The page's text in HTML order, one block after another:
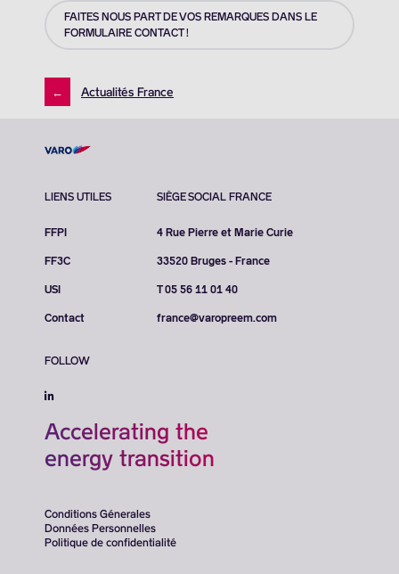
FAITES NOUS PART DE VOS REMARQUES DANS LE
FORMULAIRE CONTACT !
← Actualités France
LIENS UTILES
FFPI
FF3C
USI
Contact
SIÈGE SOCIAL FRANCE
4 Rue Pierre et Marie Curie
33520 Bruges - France
T 05 56 11 01 40
france@varopreem.com
FOLLOW
Accelerating the
energy transition
Conditions Génerales
Données Personnelles
Politique de confidentialité